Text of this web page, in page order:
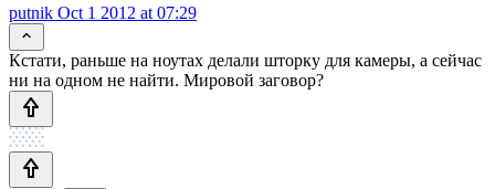
putnik Oct 1 2012 at 07:29
Кстати, раньше на ноутах делали шторку для камеры, а сейчас
ни на одном не найти. Мировой заговор?